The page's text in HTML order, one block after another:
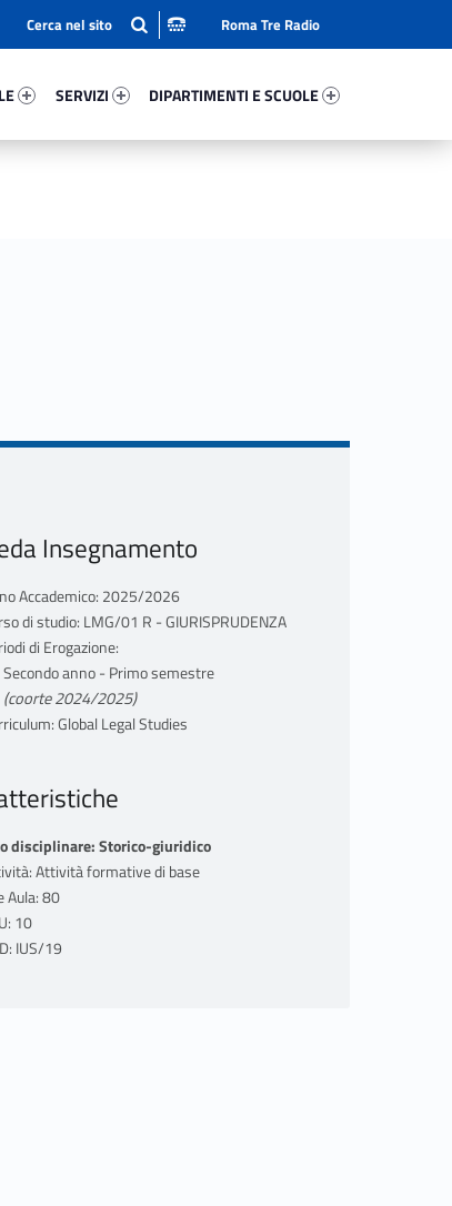
SERVIZI
DIPARTIMENTI E SCUOLE
Roma Tre Radio
Insegnamento
Accademico: 2025/2026
di studio: LMG/01 R - GIURISPRUDENZA
di Erogazione:
Secondo anno - Primo semestre
(coorte 2024/2025)
Global Legal Studies
disciplinare: Storico-giuridico
Attività formative di base
Aula: 80
10
IUS/19